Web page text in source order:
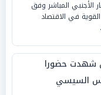
الأجنبي المباشر وفق
القوية في الاقتصاد
شهدت حضورا
السيسي